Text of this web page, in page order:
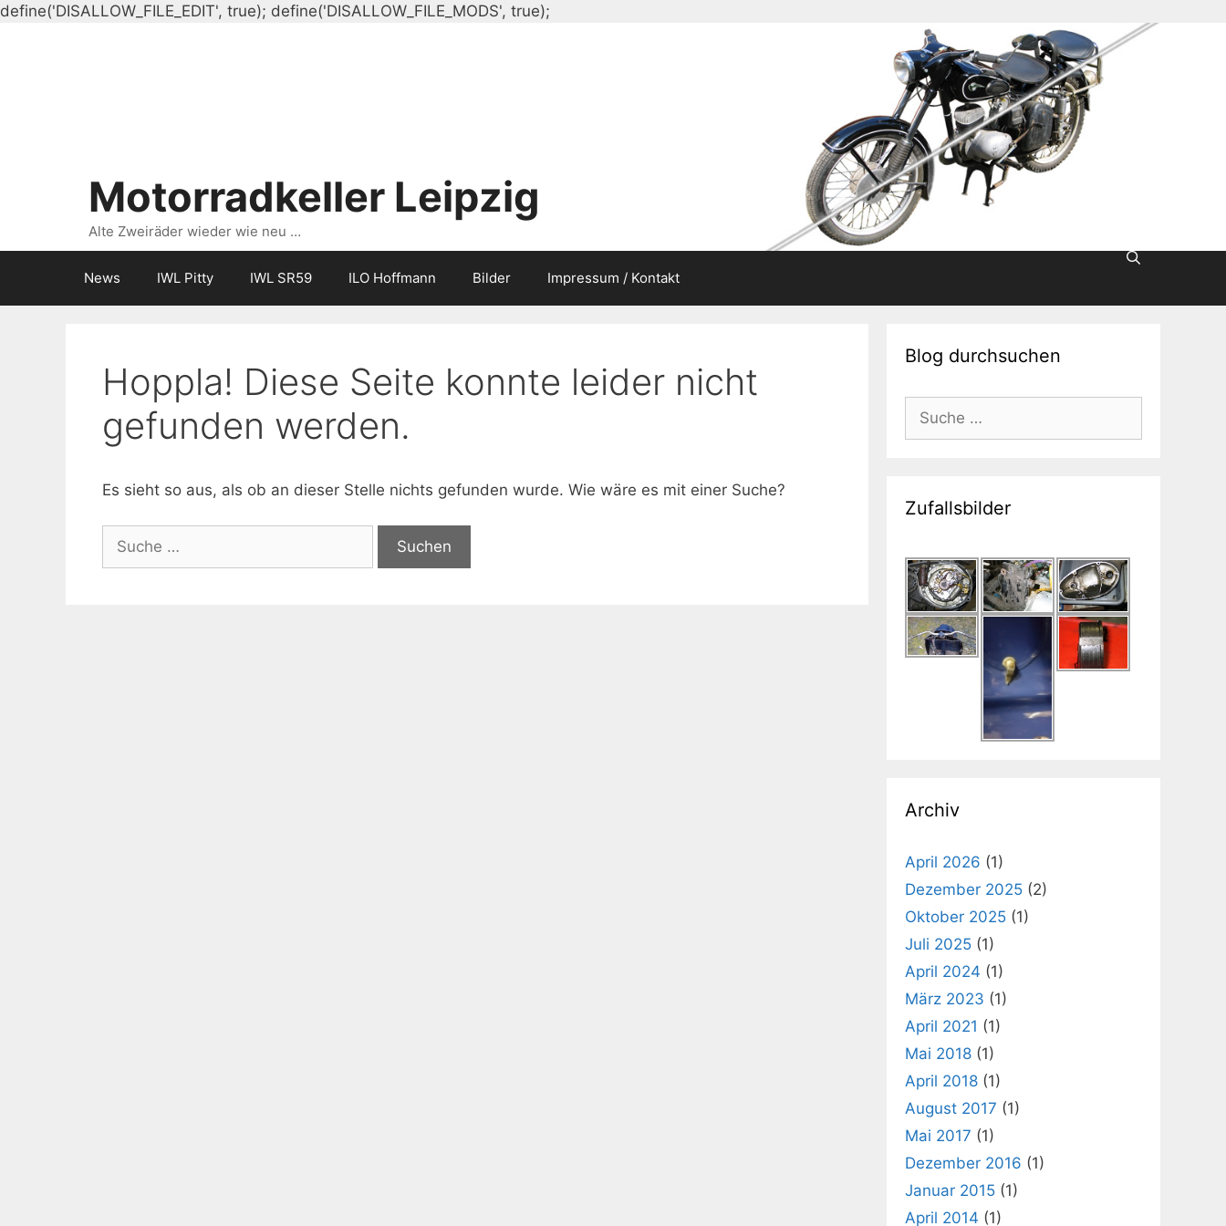
define('DISALLOW_FILE_EDIT', true); define('DISALLOW_FILE_MODS', true);
Motorradkeller Leipzig
Alte Zweiräder wieder wie neu …
News IWL Pitty IWL SR59 ILO Hoffmann Bilder Impressum / Kontakt
Hoppla! Diese Seite konnte leider nicht
gefunden werden.
Es sieht so aus, als ob an dieser Stelle nichts gefunden wurde. Wie wäre es mit einer Suche?
nach:
Blog durchsuchen
Suche
nach:
Zufallsbilder
Archiv
April 2026 (1)
Dezember 2025 (2)
Oktober 2025 (1)
Juli 2025 (1)
April 2024 (1)
März 2023 (1)
April 2021 (1)
Mai 2018 (1)
April 2018 (1)
August 2017 (1)
Mai 2017 (1)
Dezember 2016 (1)
Januar 2015 (1)
April 2014 (1)